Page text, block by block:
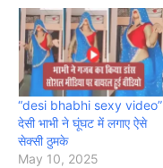
“desi bhabhi sexy video”
देसी भाभी ने घूंघट में लगाए ऐसे
सेक्सी ठुमके
May 10, 2025